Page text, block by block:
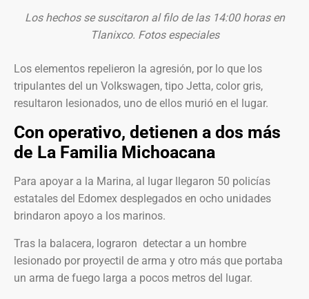
Los hechos se suscitaron al filo de las 14:00 horas en
Tlanixco. Fotos especiales
Los elementos repelieron la agresión, por lo que los
tripulantes del un Volkswagen, tipo Jetta, color gris,
resultaron lesionados, uno de ellos murió en el lugar.
Con operativo, detienen a dos más
de La Familia Michoacana
Para apoyar a la Marina, al lugar llegaron 50 policías
estatales del Edomex desplegados en ocho unidades
brindaron apoyo a los marinos.
Tras la balacera, lograron detectar a un hombre
lesionado por proyectil de arma y otro más que portaba
un arma de fuego larga a pocos metros del lugar.